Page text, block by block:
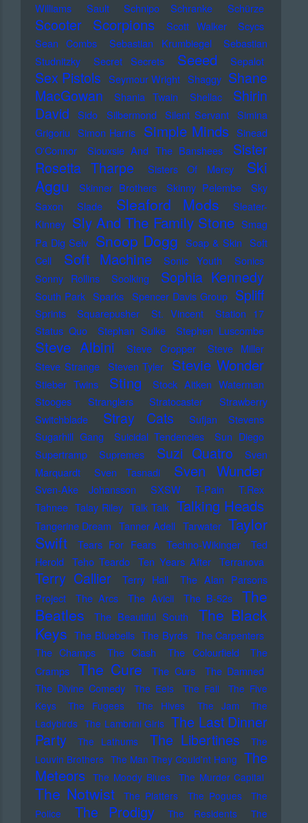
Williams
Sault Schnipo Schranke Schürze
Scooter Scorpions Scott Walker
Scycs
Sean Combs
Sebastian Krumbiegel
Sebastian
Studnitzky
Secret Secrets Seeed Sepalot
Sex Pistols Seymour Wright Shaggy Shane
MacGowan
Shania Twain Shellac
Shirin
David
Sido Silbermond Silent Servant Simina
Grigoriu Simon Harris Simple Minds Sinead
O'Connor
Siouxsie And The Banshees
Sister
Rosetta Tharpe
Sisters Of Mercy
Ski
Aggu
Skinner Brothers Skinny Pelembe
Sky
Saxon
Slade Sleaford Mods
Sleater-
Kinney Sly And The Family Stone Smag
Pa Dig Selv Snoop Dogg Soap & Skin Soft
Cell
Soft Machine Sonic Youth
Sonics
Sonny Rollins
Soolking Sophia Kennedy
South Park Sparks Spencer Davis Group Spliff
Sprints Squarepusher St. Vincent
Station 17
Status Quo
Stephan Sulke Stephen Luscombe
Steve Albini Steve Cropper
Steve Miller
Steve Strange Steven Tyler Stevie Wonder
Stieber Twins Sting
Stock Aitken Waterman
Stooges
Stranglers Stratocaster
Strawberry
Switchblade
Stray Cats
Sufjan Stevens
Sugarhill Gang
Suicidal Tendencies
Sun Diego
Supertramp
Supremes Suzi Quatro
Sven
Marquardt
Sven Tasnadi Sven Wunder
Sven-Ake Johansson SXSW T-Pain
T.Rex
Tahnee Talay Riley Talk Talk Talking Heads
Tangerine Dream Tanner Adell Tarwater Taylor
Swift
Tears For Fears Techno-Wikinger
Ted
Herold
Teho Teardo Ten Years After Terranova
Terry Callier Terry Hall
The Alan Parsons
Project
The Arcs The Avicii The B-52s
The
Beatles
The Beautiful South
The Black
Keys The Bluebells The Byrds The Carpenters
The Champs
The Clash The Colourfield
The
Cramps
The Cure The Curs
The Damned
The Divine Comedy
The Eels The Fall
The Five
Keys
The Fugees The Hives The Jam
The
Ladybirds The Lambrini Girls The Last Dinner
Party
The Lathums The Libertines
The
Louvin Brothers The Man They Could'nt Hang The
Meteors The Moody Blues The Murder Capital
The Notwist The Platters The Pogues
The
Police
The Prodigy The Residents
The